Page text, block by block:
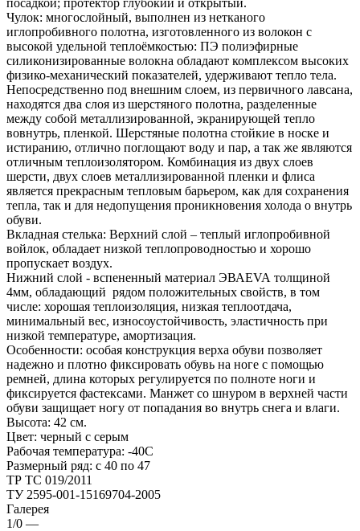
Чулок: многослойный, выполнен из нетканого
иглопробивного полотна, изготовленного из волокон с
высокой удельной теплоёмкостью: ПЭ полиэфирные
силиконизированные волокна обладают комплексом высоких
физико-механический показателей, удерживают тепло тела.
Непосредственно под внешним слоем, из первичного лавсана,
находятся два слоя из шерстяного полотна, разделенные
между собой металлизированной, экранирующей тепло
вовнутрь, пленкой. Шерстяные полотна стойкие в носке и
истиранию, отлично поглощают воду и пар, а так же являются
отличным теплоизолятором. Комбинация из двух слоев
шерсти, двух слоев металлизированной пленки и флиса
является прекрасным тепловым барьером, как для сохранения
тепла, так и для недопущения проникновения холода о внутрь
обуви.
Вкладная стелька: Верхний слой – теплый иглопробивной
войлок, обладает низкой теплопроводностью и хорошо
пропускает воздух.
Нижний слой - вспененный материал ЭВАEVA толщиной
4мм, обладающий рядом положительных свойств, в том
числе: хорошая теплоизоляция, низкая теплоотдача,
минимальный вес, износоустойчивость, эластичность при
низкой температуре, амортизация.
Особенности: особая конструкция верха обуви позволяет
надежно и плотно фиксировать обувь на ноге с помощью
ремней, длина которых регулируется по полноте ноги и
фиксируется фастексами. Манжет со шнуром в верхней части
обуви защищает ногу от попадания во внутрь снега и влаги.
Высота: 42 см.
Цвет: черный с серым
Рабочая температура: -40С
Размерный ряд: с 40 по 47
ТР ТС 019/2011
ТУ 2595-001-15169704-2005
Галерея
1/0 —